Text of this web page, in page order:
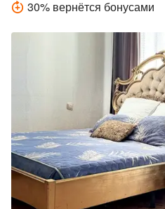
30% вернётся бонусами